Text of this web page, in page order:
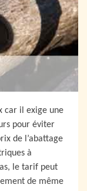
car il exige une
pour éviter
de l’abattage
à
le tarif peut
de même